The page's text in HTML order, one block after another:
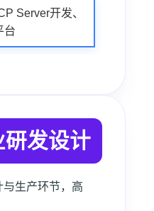
Server开发、
台
发设计
生产环节，高